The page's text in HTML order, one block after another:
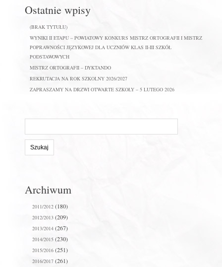
Ostatnie wpisy
(BRAK TYTUŁU)
WYNIKI II ETAPU – POWIATOWY KONKURS MISTRZ ORTOGRAFII I MISTRZ
POPRAWNOŚCI JĘZYKOWEJ DLA UCZNIÓW KLAS II-III SZKÓŁ
PODSTAWOWYCH
MISTRZ ORTOGRAFII – DYKTANDO
REKRUTACJA NA ROK SZKOLNY 2026/2027
ZAPRASZAMY NA DRZWI OTWARTE SZKOŁY – 5 LUTEGO 2026
stronie:
Archiwum
2011/2012(180)
2012/2013(209)
2013/2014(267)
2014/2015(230)
2015/2016(251)
2016/2017(261)